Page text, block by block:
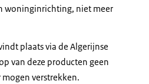
woninginrichting, niet meer
plaats via de Algerijnse
van deze producten geen
verstrekken.